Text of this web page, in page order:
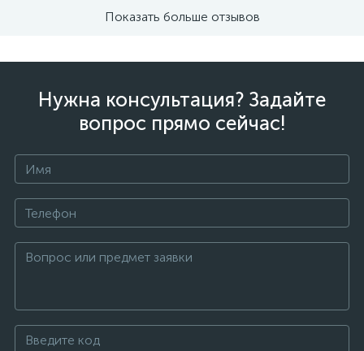
Показать больше отзывов
Нужна консультация? Задайте
вопрос прямо сейчас!